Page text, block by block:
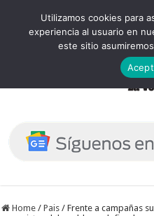
Home / Pais / Frente a campañas
Utilizamos cookies para
experiencia al usuario en
este sitio